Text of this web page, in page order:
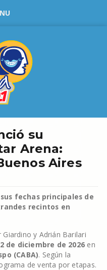
su
Arena:
Aires
fechas principales de
recintos en
y Adrián Barilari
2 de diciembre de 2026 en
(CABA). Según la
de venta por etapas.